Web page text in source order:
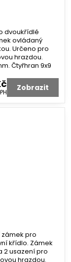
dvoukřídlé
ovládaný
Určeno pro
hrazdou.
Čtyřhran 9x9
Zobrazit
pro
křídlo. Zámek
2 usazení pro
hrazdou.